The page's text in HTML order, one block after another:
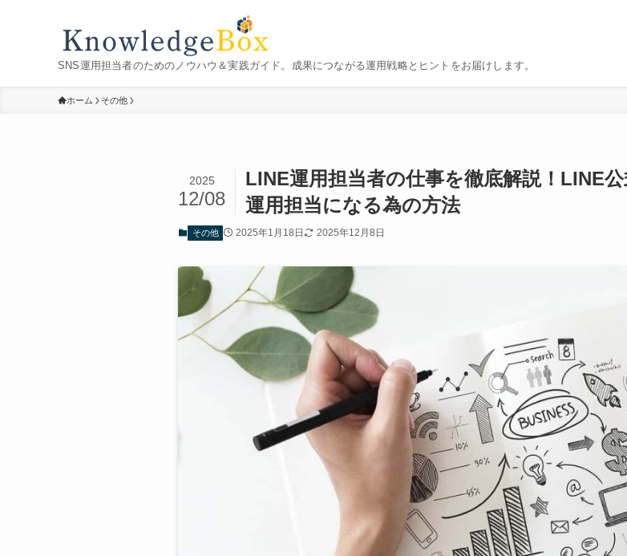
SNS運用担当者のためのノウハウ＆実践ガイド。成果につながる運用戦略とヒントをお届けします。
ホーム その他
LINE運用担当者の仕事を徹底解説！LINE
運用担当になる為の方法
2025
12/08
その他 2025年1月18日 2025年12月8日